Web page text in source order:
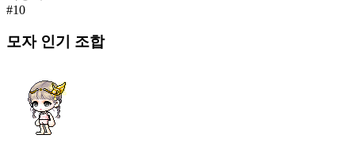
#10
모자인기 조합